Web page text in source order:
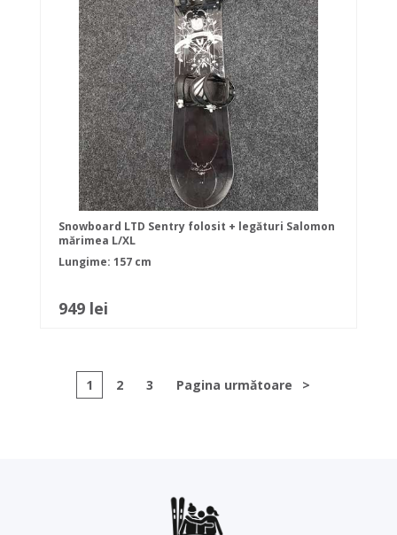
Snowboard LTD Sentry folosit + legături Salomon
mărimea L/XL
Lungime: 157 cm
949 lei
1 2 3 Pagina următoare >